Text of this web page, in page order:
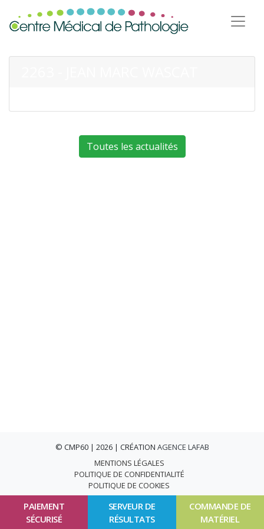
PAIEMENT
SÉCURISÉ
SERVEUR DE
RÉSULTATS
COMMANDE DE
MATÉRIEL
Toutes les actualités
© CMP60 | 2026 | CRÉATION AGENCE LAFAB
MENTIONS LÉGALES
POLITIQUE DE CONFIDENTIALITÉ
POLITIQUE DE COOKIES